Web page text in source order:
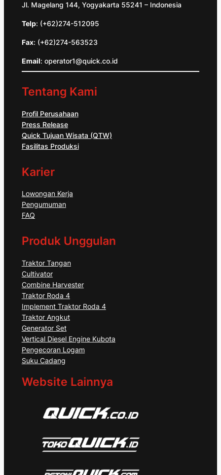
Jl. Magelang 144, Yogyakarta 55241 – Indonesia
Telp: (+62)274-512095
Fax: (+62)274-563523
Email: operator1@quick.co.id
Tentang Kami
Profil Perusahaan
Press Release
Quick Tujuan Wisata (QTW)
Fasilitas Produksi
Karier
Lowongan Kerja
Pengumuman
FAQ
Produk Unggulan
Traktor Tangan
Cultivator
Combine Harvester
Traktor Roda 4
Implement Traktor Roda 4
Traktor Angkut
Generator Set
Vertical Diesel Engine Kubota
Pengecoran Logam
Suku Cadang
Website Lainnya